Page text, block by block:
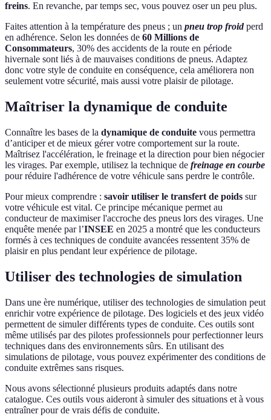
freins. En revanche, par temps sec, vous pouvez oser un peu plus.
Faites attention à la température des pneus ; un pneu trop froidperd
en adhérence. Selon les données de 60 Millions de
Consommateurs, 30% des accidents de la route en période
hivernale sont liés à de mauvaises conditions de pneus. Adaptez
donc votre style de conduite en conséquence, cela améliorera non
seulement votre sécurité, mais aussi votre plaisir de pilotage.
Maîtriser la dynamique de conduite
Connaître les bases de la dynamique de conduite vous permettra
d’anticiper et de mieux gérer votre comportement sur la route.
Maîtrisez l'accélération, le freinage et la direction pour bien négocier
les virages. Par exemple, utilisez la technique de freinage en courbe
pour réduire l'adhérence de votre véhicule sans perdre le contrôle.
Pour mieux comprendre : savoir utiliser le transfert de poids sur
votre véhicule est vital. Ce principe mécanique permet au
conducteur de maximiser l'accroche des pneus lors des virages. Une
enquête menée par l’INSEE en 2025 a montré que les conducteurs
formés à ces techniques de conduite avancées ressentent 35% de
plaisir en plus pendant leur expérience de pilotage.
Utiliser des technologies de simulation
Dans une ère numérique, utiliser des technologies de simulation peut
enrichir votre expérience de pilotage. Des logiciels et des jeux vidéo
permettent de simuler différents types de conduite. Ces outils sont
même utilisés par des pilotes professionnels pour perfectionner leurs
techniques dans des environnements sûrs. En utilisant des
simulations de pilotage, vous pouvez expérimenter des conditions de
conduite extrêmes sans risques.
Nous avons sélectionné plusieurs produits adaptés dans notre
catalogue. Ces outils vous aideront à simuler des situations et à vous
entraîner pour de vrais défis de conduite.